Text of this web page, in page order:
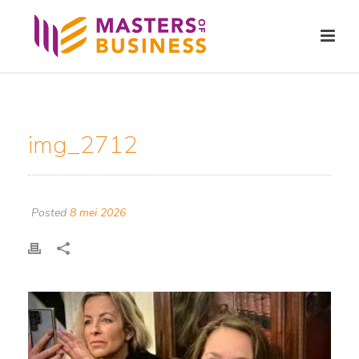
img_2712
Posted 8 mei 2026